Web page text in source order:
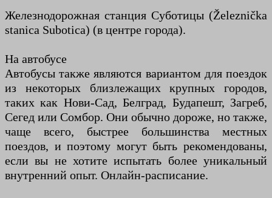
Железнодорожная станция Суботицы (Železnička
stanica Subotica) (в центре города).
На автобусе
Автобусы также являются вариантом для поездок
из некоторых близлежащих крупных городов,
таких как Нови-Сад, Белград, Будапешт, Загреб,
Сегед или Сомбор. Они обычно дороже, но также,
чаще всего, быстрее большинства местных
поездов, и поэтому могут быть рекомендованы,
если вы не хотите испытать более уникальный
внутренний опыт. Онлайн-расписание.